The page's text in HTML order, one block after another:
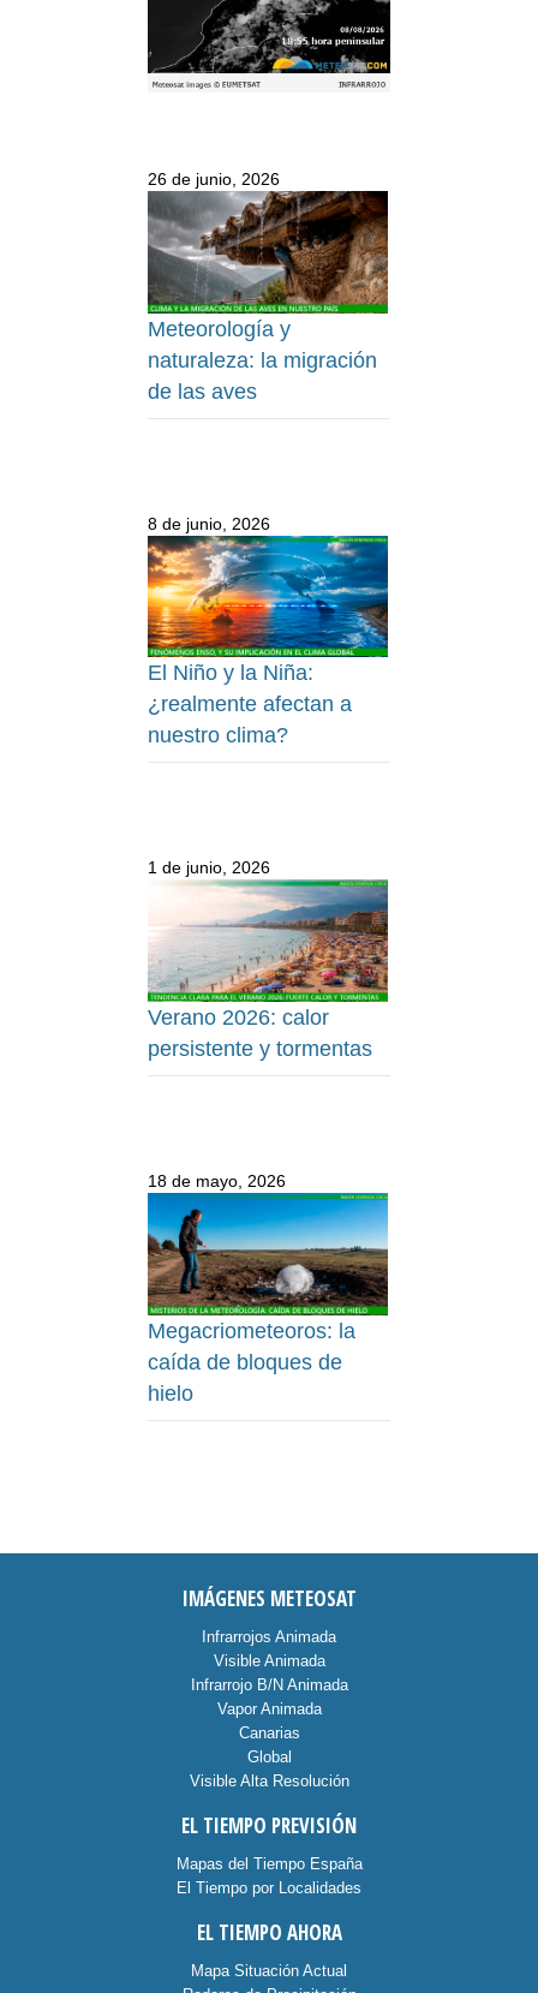
26 de junio, 2026
Meteorología y
naturaleza: la migración
de las aves
8 de junio, 2026
El Niño y la Niña:
¿realmente afectan a
nuestro clima?
1 de junio, 2026
Verano 2026: calor
persistente y tormentas
18 de mayo, 2026
Megacriometeoros: la
caída de bloques de
hielo
IMÁGENES METEOSAT
Infrarrojos Animada
Visible Animada
Infrarrojo B/N Animada
Vapor Animada
Canarias
Global
Visible Alta Resolución
EL TIEMPO PREVISIÓN
Mapas del Tiempo España
El Tiempo por Localidades
EL TIEMPO AHORA
Mapa Situación Actual